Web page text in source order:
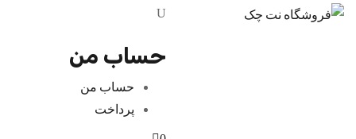
حساب من
حساب من
پرداخت